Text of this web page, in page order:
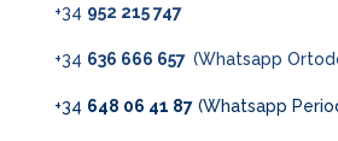
+34 952 215 747
+34 636 666 657 (Whatsapp
+34 648 06 41 87(Whatsapp